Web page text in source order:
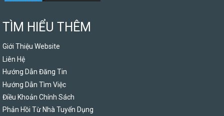
TÌM HIỂU THÊM
Giới Thiệu Website
Liên Hệ
Hướng Dẫn Đăng Tin
Hướng Dẫn Tìm Việc
Điều Khoản Chính Sách
Phản Hồi Từ Nhà Tuyển Dụng